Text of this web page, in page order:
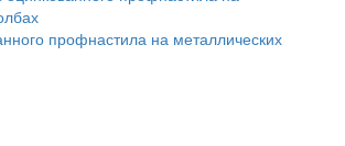
профнастила на металлических